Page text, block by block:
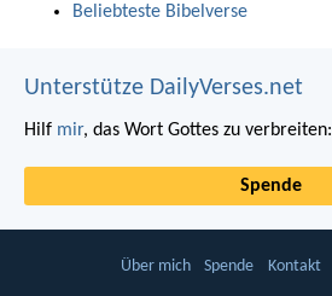
Beliebteste Bibelverse
Unterstütze DailyVerses.net
Hilf mir, das Wort Gottes zu verbreiten:
Spende
Über mich Spende Kontakt